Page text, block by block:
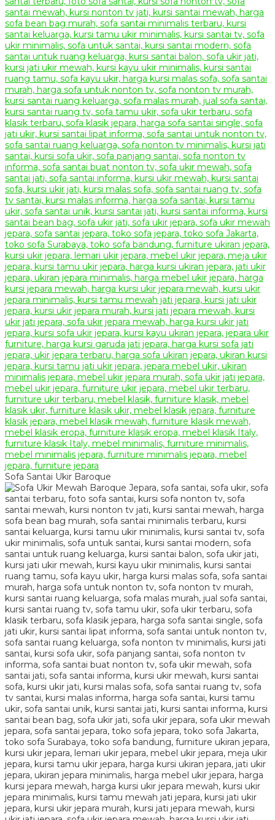
Sofa Santai Ukir Baroque